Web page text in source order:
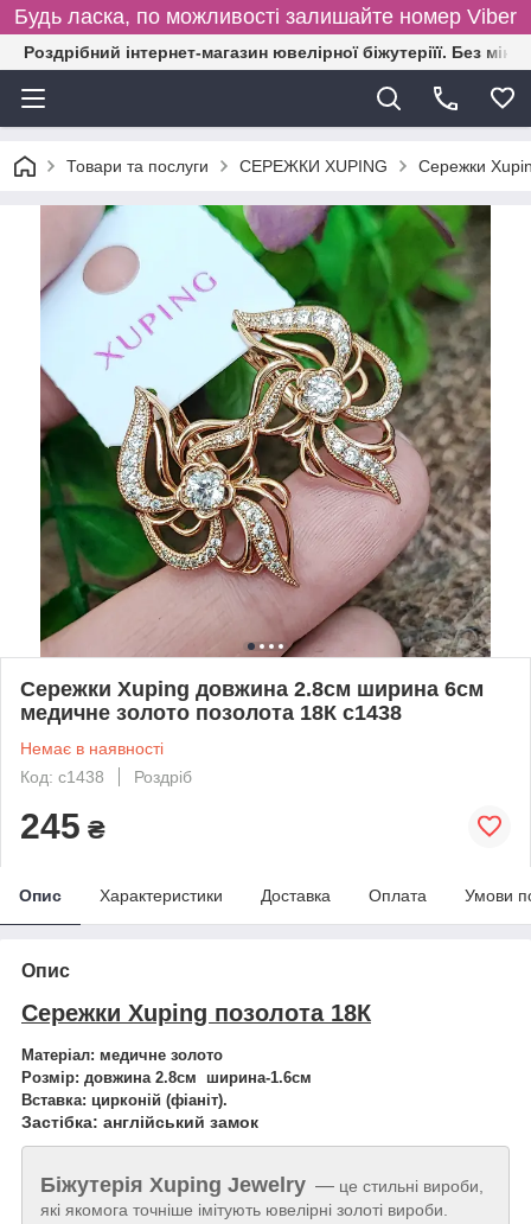
Будь ласка, по можливості залишайте номер Viber
Роздрібний інтернет-магазин ювелірної біжутеріїї. Без
Товари та послуги СЕРЕЖКИ XUPING Сережки
Сережки Xuping довжина 2.8см ширина 6см
медичне золото позолота 18К с1438
Немає в наявності
Код: с1438
Роздріб
245 ₴
Опис Характеристики Доставка Оплата Умови
Опис
Сережки Xuping позолота 18К
Матеріал: медичне золото
Розмір: довжина 2.8см ширина-1.6см
Вставка: цирконій (фіаніт).
Застібка: англійський замок
Біжутерія Xuping Jewelry — це стильні вироби,
які якомога точніше імітують ювелірні золоті вироби.